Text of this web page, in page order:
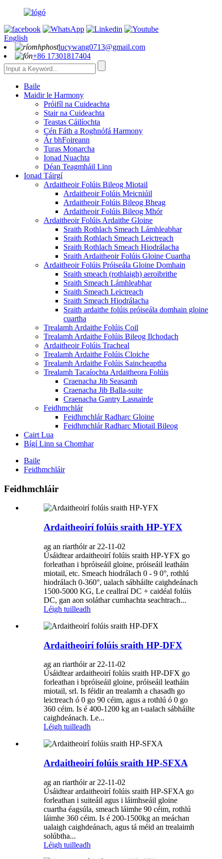
English
lucywang0713@gmail.com
+86 17301817404
Baile
Maidir le Harmony
Próifíl na Cuideachta
Stair na Cuideachta
Teastas Cáilíochta
Cén Fáth a Roghnófá Harmony
Ár bhFoireann
Turas Monarcha
Ionad Nuachta
Déan Teagmháil Linn
Ionad Táirgí
Ardaitheoir Folúis Bileog Miotail
Ardaitheoir Folúis Meicniúil
Ardaitheoir Folúis Bileog Bheag
Ardaitheoir Folúis Bileog Mhór
Ardaitheoir Folúis Ardaithe Gloine
Sraith Rothlach Smeach Lámhleabhar
Sraith Rothlach Smeach Leictreach
Sraith Rothlach Smeach Hiodrálacha
Sraith Ardaitheoir Folúis Gloine Cuartha
Ardaitheoir Folúis Próiseála Gloine Domhain
Sraith smeach (rothlaigh) aeroibrithe
Sraith Smeach Lámhleabhar
Sraith Smeach Leictreach
Sraith Smeach Hiodrálacha
Sraith ardaithe folúis próiseála domhain gloine
cuartha
Trealamh Ardaithe Folúis Coil
Trealamh Ardaithe Folúis Bileog Ilchodach
Ardaitheoir Folúis Tracheal
Trealamh Ardaithe Folúis Cloiche
Trealamh Ardaithe Folúis Saincheaptha
Trealamh Tacaíochta Ardaitheora Folúis
Craenacha Jib Seasamh
Craenacha Jib Balla-suite
Craenacha Gantry Lasnairde
Feidhmchlár
Feidhmchlár Radharc Gloine
Feidhmchlár Radharc Miotail Bileog
Cairt Lua
Bígí Linn sa Chomhar
Baile
Feidhmchláir
Feidhmchláir
Ardaitheoirí folúis sraith HP-YFX
ag an riarthóir ar 22-11-02
Úsáidtear ardaitheoirí folúis sraith HP-YFX go
forleathan i bpróiseáil gloine, próiseáil leatháin
miotail, etc. Smeach hiodrálach 0 - 9 0°, rothlú
hiodrálach 0-360°, ualach sábháilte caighdeánach
1500-5000 KG, Le ceallraí DC + caidéal folúis
DC, gan aon soláthar cumhachta seachtrach...
Léigh tuilleadh
Ardaitheoirí folúis sraith HP-DFX
ag an riarthóir ar 22-11-02
Úsáidtear ardaitheoirí folúis sraith HP-DFX go
forleathan i bpróiseáil gloine, próiseáil leatháin
miotail, srl. Is féidir an trealamh a chasadh go
leictreach ó 0 go 90 céim, agus a rothlú ó 0 go
360 céim. Is é 400-1200 kg an t-ualach sábháilte
caighdeánach. Le...
Léigh tuilleadh
Ardaitheoirí folúis sraith HP-SFXA
ag an riarthóir ar 22-11-02
Úsáidtear ardaitheoirí folúis sraith HP-SFXA go
forleathan i suiteáil agus i láimhseáil gloine
cuartha éagsúla, smeach láimhe 90 céim, rothlú
láimhe 360 ​​céim. Is é 200-1500kg an meáchan
ualaigh caighdeánach, agus tá méid an trealaimh
solúbtha...
Léigh tuilleadh